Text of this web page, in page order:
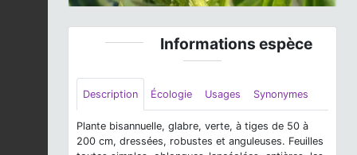
Informations espèce
Description Écologie Usages Synonymes
Plante bisannuelle, glabre, verte, à tiges de 50 à
200 cm, dressées, robustes et anguleuses. Feuilles